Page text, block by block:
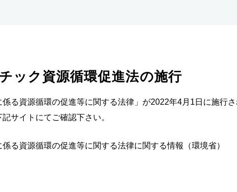
ック資源循環促進法の施行
係る資源循環の促進等に関する法律」が2022年4月1日に施行さ
サイトにてご確認下さい。
係る資源循環の促進等に関する法律に関する情報（環境省）